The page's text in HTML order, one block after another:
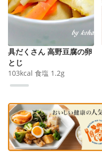
具だくさん 高野豆腐の卵
とじ
103kcal 食塩 1.2g